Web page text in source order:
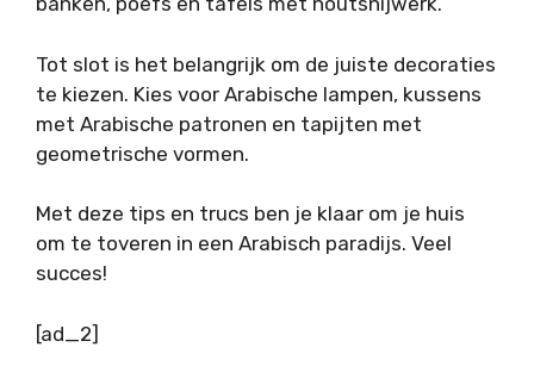
Tot slot is het belangrijk om de juiste decoraties
te kiezen. Kies voor Arabische lampen, kussens
met Arabische patronen en tapijten met
geometrische vormen.
Met deze tips en trucs ben je klaar om je huis
om te toveren in een Arabisch paradijs. Veel
succes!
[ad_2]